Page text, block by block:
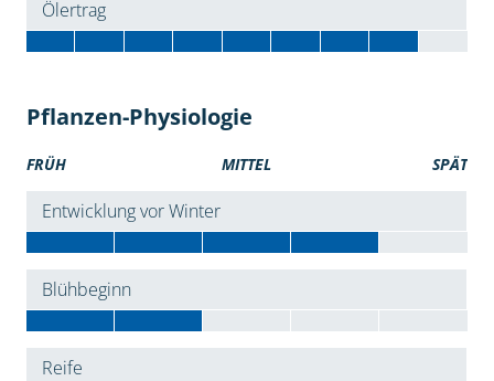
Ölertrag
Pflanzen-Physiologie
FRÜH MITTEL SPÄT
Entwicklung vor Winter
Blühbeginn
Reife